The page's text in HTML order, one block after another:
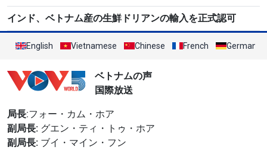
インド、ベトナム産の生鮮ドリアンの輸入を正式認可
English Vietnamese Chinese French German
ベトナムの声
国際放送
局長:フォー・カム・ホア
副局長: グエン・ティ・トゥ・ホア
副局長: ブイ・マイン・フン